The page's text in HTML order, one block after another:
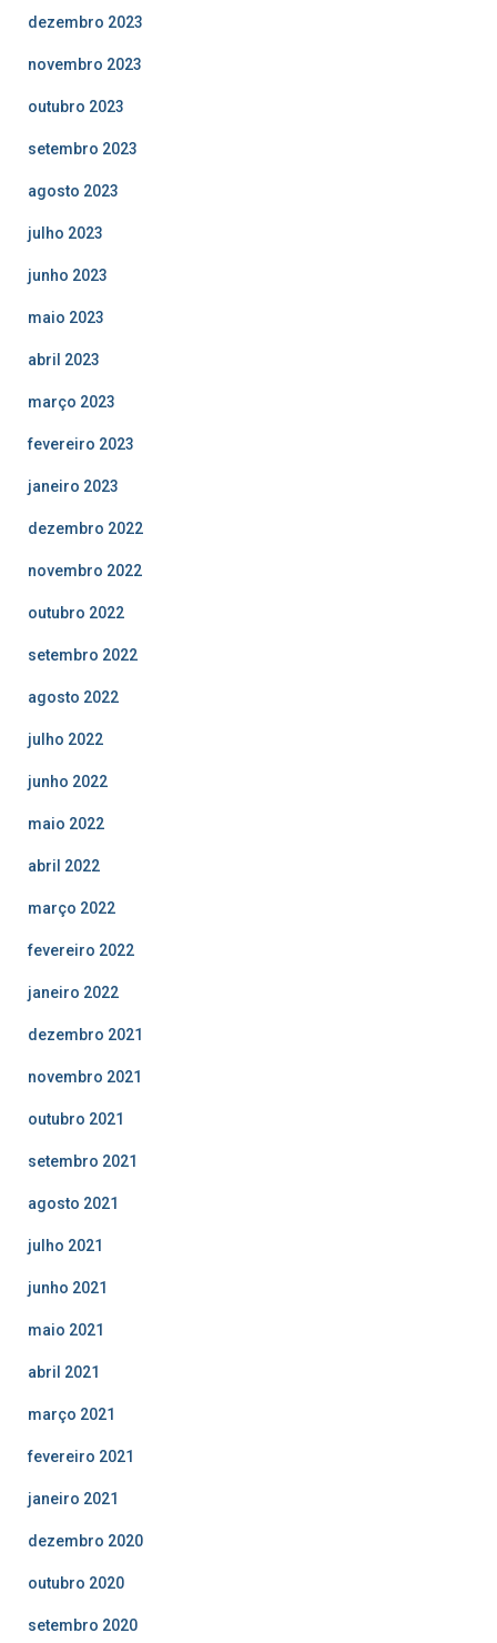
dezembro 2023
novembro 2023
outubro 2023
setembro 2023
agosto 2023
julho 2023
junho 2023
maio 2023
abril 2023
março 2023
fevereiro 2023
janeiro 2023
dezembro 2022
novembro 2022
outubro 2022
setembro 2022
agosto 2022
julho 2022
junho 2022
maio 2022
abril 2022
março 2022
fevereiro 2022
janeiro 2022
dezembro 2021
novembro 2021
outubro 2021
setembro 2021
agosto 2021
julho 2021
junho 2021
maio 2021
abril 2021
março 2021
fevereiro 2021
janeiro 2021
dezembro 2020
outubro 2020
setembro 2020